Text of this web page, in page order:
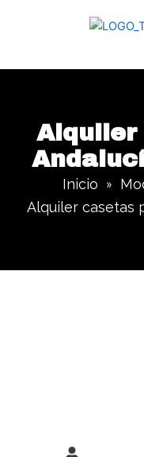
Alquiler
Inicio »
Alquiler casetas